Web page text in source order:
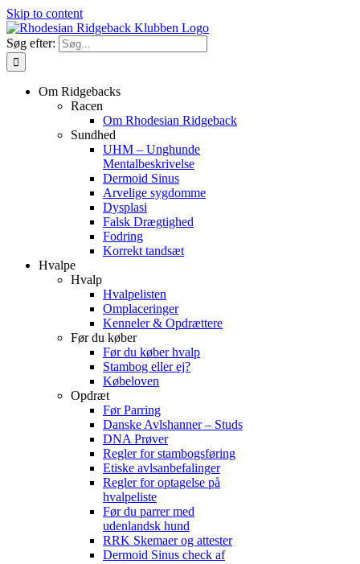
Skip to content
Søg efter:
Om Ridgebacks
Racen
Om Rhodesian Ridgeback
Sundhed
UHM – Unghunde
Mentalbeskrivelse
Dermoid Sinus
Arvelige sygdomme
Dysplasi
Falsk Drægtighed
Fodring
Korrekt tandsæt
Hvalpe
Hvalp
Hvalpelisten
Omplaceringer
Kenneler & Opdrættere
Før du køber
Før du køber hvalp
Stambog eller ej?
Købeloven
Opdræt
Før Parring
Danske Avlshanner – Studs
DNA Prøver
Regler for stambogsføring
Etiske avlsanbefalinger
Regler for optagelse på
hvalpeliste
Før du parrer med
udenlandsk hund
RRK Skemaer og attester
Dermoid Sinus check af